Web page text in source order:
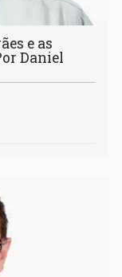
e as
Daniel